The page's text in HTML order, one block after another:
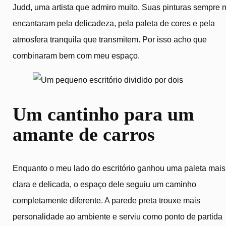
Judd, uma artista que admiro muito. Suas pinturas sempre
encantaram pela delicadeza, pela paleta de cores e pela
atmosfera tranquila que transmitem. Por isso acho que
combinaram bem com meu espaço.
Um cantinho para um
amante de carros
Enquanto o meu lado do escritório ganhou uma paleta mais
clara e delicada, o espaço dele seguiu um caminho
completamente diferente. A parede preta trouxe mais
personalidade ao ambiente e serviu como ponto de partida